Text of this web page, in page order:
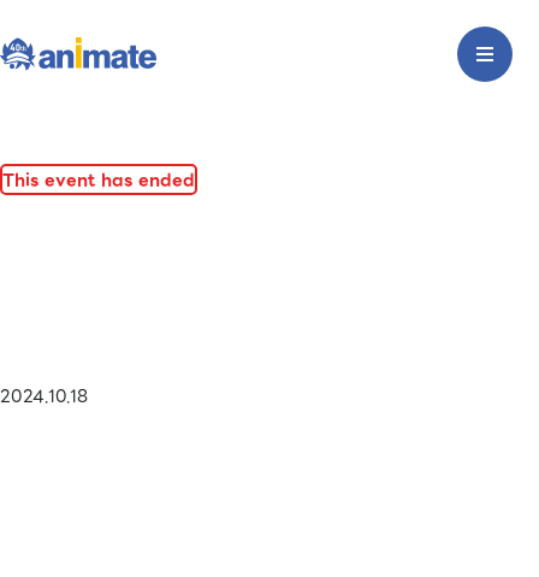
This event has ended
2024.10.18